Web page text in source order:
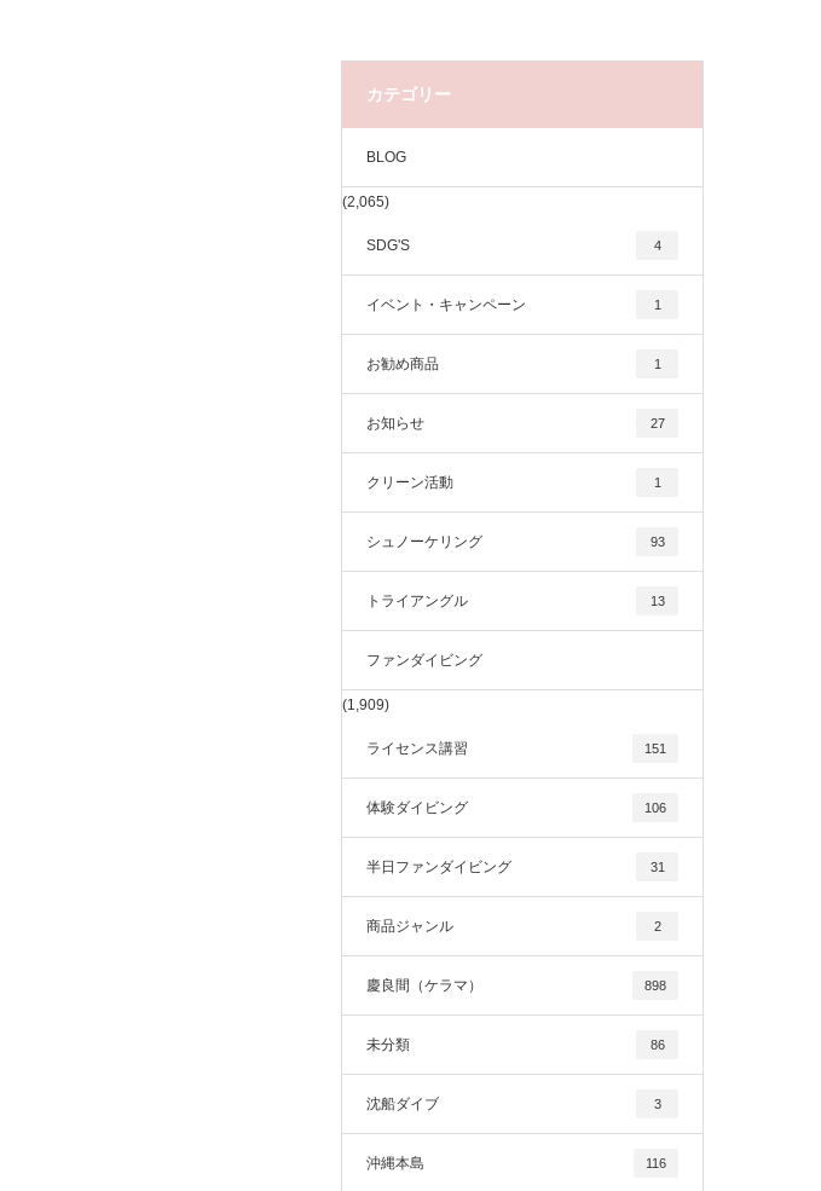
カテゴリー
BLOG
(2,065)
SDG'S 4
イベント・キャンペーン 1
お勧め商品 1
お知らせ 27
クリーン活動 1
シュノーケリング 93
トライアングル 13
ファンダイビング
(1,909)
ライセンス講習 151
体験ダイビング 106
半日ファンダイビング 31
商品ジャンル 2
慶良間（ケラマ） 898
未分類 86
沈船ダイブ 3
沖縄本島 116